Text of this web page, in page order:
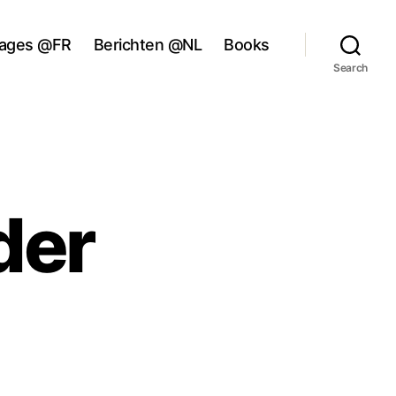
@FR Berichten @NL Books
Search